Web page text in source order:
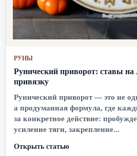
РУНЫ
Рунический приворот: ставы на
привязку
Рунический приворот — это не
а продуманная формула, где
за конкретное действие:
усиление тяги, закрепление...
Открыть статью